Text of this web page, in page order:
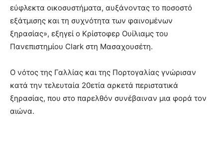
εύφλεκτα οικοσυστήματα, αυξάνοντας το ποσοστό
εξάτμισης και τη συχνότητα των φαινομένων
ξηρασίας», εξηγεί ο Κρίστοφερ Ουίλιαμς του
Πανεπιστημίου Clark στη Μασαχουσέτη.
Ο νότος της Γαλλίας και της Πορτογαλίας γνώρισαν
κατά την τελευταία 20ετία αρκετά περιστατικά
ξηρασίας, που στο παρελθόν συνέβαιναν μια φορά τον
αιώνα.